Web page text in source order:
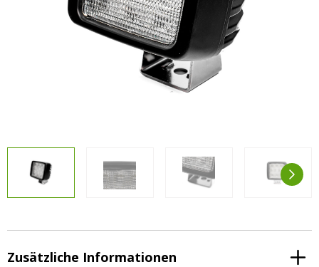
LED Beleuchtungssets
Kostenlose Lichtplanung
FAQs – Häufig gestellte Fragen
Agrarled Blog
Kontakt
+49(0)1520 5391500
Vorteilsverpackungen
LED Beleuchtungssets
Kostenlose Lichtplanung
Zusätzliche Informationen